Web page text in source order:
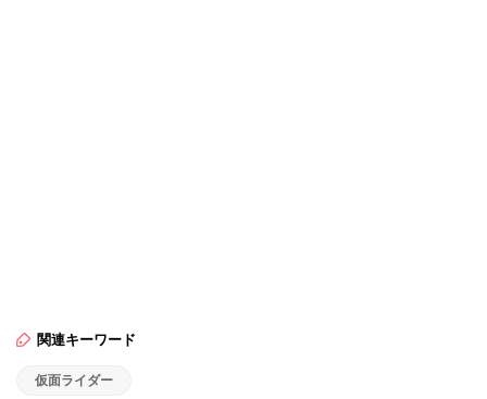
関連キーワード
仮面ライダー